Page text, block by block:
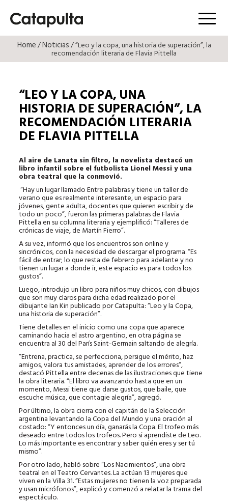
Menú
Home/Noticias/ “Leo y la copa, una historia de superación”, la
recomendación literaria de Flavia Pittella
“LEO Y LA COPA, UNA
HISTORIA DE SUPERACIÓN”, LA
RECOMENDACIÓN LITERARIA
DE FLAVIA PITTELLA
Al aire de Lanata sin filtro, la novelista destacó un
libro infantil sobre el futbolista Lionel Messi y una
obra teatral que la conmovió.
“Hay un lugar llamado Entre palabras y tiene un taller de
verano que es realmente interesante, un espacio para
jóvenes, gente adulta, docentes que quieren escribir y de
todo un poco”, fueron las primeras palabras de Flavia
Pittella en su columna literaria y ejemplificó: “Talleres de
crónicas de viaje, de Martín Fierro”.
A su vez, informó que los encuentros son online y
sincrónicos, con la necesidad de descargar el programa. “Es
fácil de entrar; lo que resta de febrero para adelante y no
tienen un lugar a donde ir, este espacio es para todos los
gustos”.
Luego, introdujo un libro para niños muy chicos, con dibujos
que son muy claros para dicha edad realizado por el
dibujante Ian Kin publicado por Catapulta: “Leo y la Copa,
una historia de superación”.
Tiene detalles en el inicio como una copa que aparece
caminando hacia el astro argentino, en otra página se
encuentra al 30 del París Saint-Germain saltando de alegría.
“Entrena, practica, se perfecciona, persigue el mérito, haz
amigos, valora tus amistades, aprender de los errores“,
destacó Pittella entre decenas de las ilustraciones que tiene
la obra literaria. “El libro va avanzando hasta que en un
momento, Messi tiene que darse gustos, que baile, que
escuche música, que contagie alegría”, agregó.
Por último, la obra cierra con el capitán de la Selección
argentina levantando la Copa del Mundo y una oración al
costado: “Y entonces un día, ganarás la Copa. El trofeo más
deseado entre todos los trofeos. Pero si aprendiste de Leo.
Lo más importante es encontrar y saber quién eres y ser tú
mismo”.
Por otro lado, habló sobre “Los Nacimientos”, una obra
teatral en el Teatro Cervantes. La actúan 13 mujeres que
viven en la Villa 31. “Estas mujeres no tienen la voz preparada
y usan micrófonos”, explicó y comenzó a relatar la trama del
espectáculo.